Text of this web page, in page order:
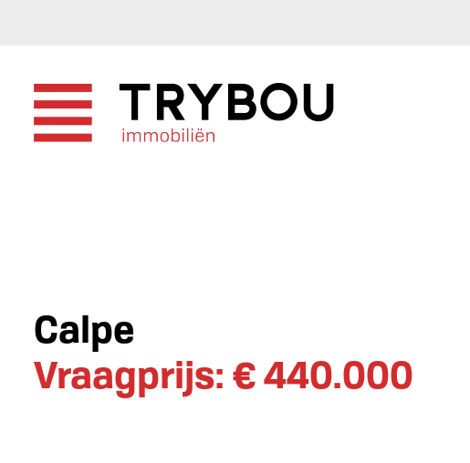
Calpe
Vraagprijs: € 440.000